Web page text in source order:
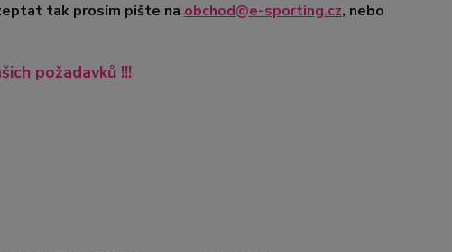
tak prosím pište na obchod@e-sporting.cz, nebo
požadavků !!!